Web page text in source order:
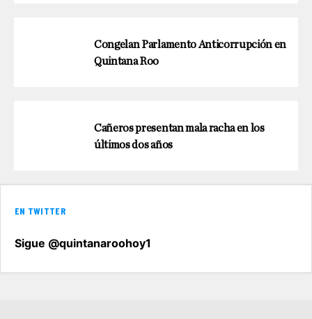
Congelan Parlamento Anticorrupción en
Quintana Roo
Cañeros presentan mala racha en los
últimos dos años
EN TWITTER
Sigue @quintanaroohoy1